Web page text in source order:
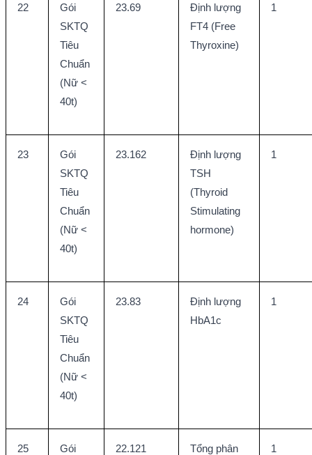
22
Gói
SKTQ
Tiêu
Chuẩn
(Nữ <
40t)
23.69
Định lượng
FT4 (Free
Thyroxine)
1
23
Gói
SKTQ
Tiêu
Chuẩn
(Nữ <
40t)
23.162
Định lượng
TSH
(Thyroid
Stimulating
hormone)
1
24
Gói
SKTQ
Tiêu
Chuẩn
(Nữ <
40t)
23.83
Định lượng
HbA1c
1
25 Gói 22.121 Tổng phân 1